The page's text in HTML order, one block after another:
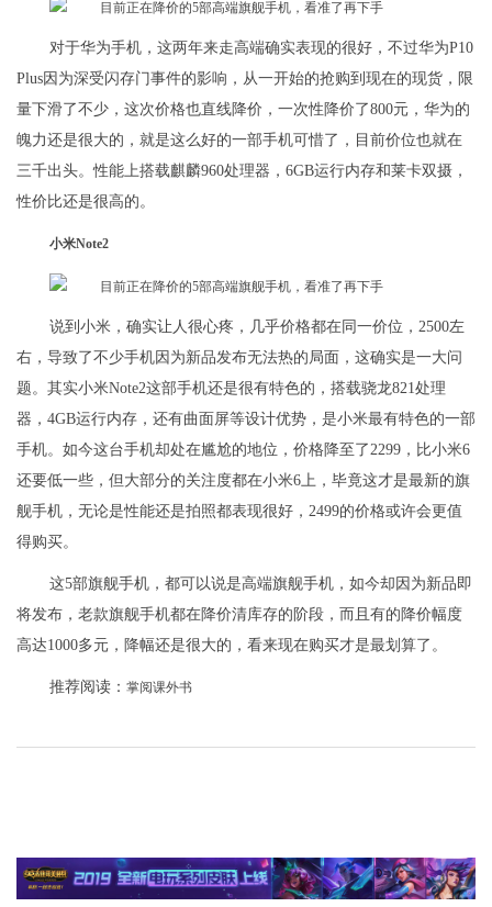
对于华为手机，这两年来走高端确实表现的很好，不过华为P10
Plus因为深受闪存门事件的影响，从一开始的抢购到现在的现货，限
量下滑了不少，这次价格也直线降价，一次性降价了800元，华为的
魄力还是很大的，就是这么好的一部手机可惜了，目前价位也就在
三千出头。性能上搭载麒麟960处理器，6GB运行内存和莱卡双摄，
性价比还是很高的。
小米Note2
说到小米，确实让人很心疼，几乎价格都在同一价位，2500左
右，导致了不少手机因为新品发布无法热的局面，这确实是一大问
题。其实小米Note2这部手机还是很有特色的，搭载骁龙821处理
器，4GB运行内存，还有曲面屏等设计优势，是小米最有特色的一部
手机。如今这台手机却处在尴尬的地位，价格降至了2299，比小米6
还要低一些，但大部分的关注度都在小米6上，毕竟这才是最新的旗
舰手机，无论是性能还是拍照都表现很好，2499的价格或许会更值
得购买。
这5部旗舰手机，都可以说是高端旗舰手机，如今却因为新品即
将发布，老款旗舰手机都在降价清库存的阶段，而且有的降价幅度
高达1000多元，降幅还是很大的，看来现在购买才是最划算了。
推荐阅读： 掌阅课外书